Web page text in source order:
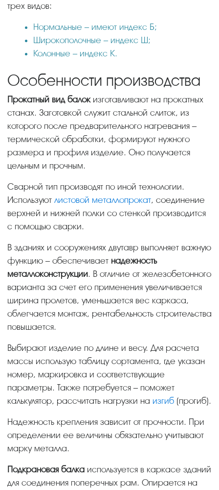
трех видов:
Нормальные – имеют индекс Б;
Широкополочные – индекс Ш;
Колонные – индекс К.
Особенности производства
Прокатный вид балокизготавливают на прокатных
станах. Заготовкой служит стальной слиток, из
которого после предварительного нагревания –
термической обработки, формируют нужного
размера и профиля изделие. Оно получается
цельным и прочным.
Сварной тип производят по иной технологии.
Используют листовой металлопрокат, соединение
верхней и нижней полки со стенкой производится
с помощью сварки.
В зданиях и сооружениях двутавр выполняет важную
функцию – обеспечивает надежность
металлоконструкции. В отличие от железобетонного
варианта за счет его применения увеличивается
ширина пролетов, уменьшается вес каркаса,
облегчается монтаж, рентабельность строительства
повышается.
Выбирают изделие по длине и весу. Для расчета
массы использую таблицу сортамента, где указан
номер, маркировка и соответствующие
параметры. Также потребуется – поможет
калькулятор, рассчитать нагрузки на изгиб (прогиб).
Надежность крепления зависит от прочности. При
определении ее величины обязательно учитывают
марку металла.
Подкрановая балка используется в каркасе зданий
для соединения поперечных рам. Опирается на